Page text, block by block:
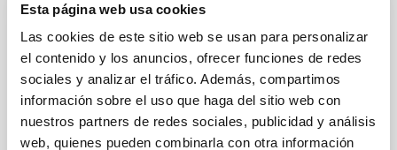
Esta página web usa cookies
Las cookies de este sitio web se usan para personalizar
el contenido y los anuncios, ofrecer funciones de redes
sociales y analizar el tráfico. Además, compartimos
información sobre el uso que haga del sitio web con
nuestros partners de redes sociales, publicidad y análisis
web, quienes pueden combinarla con otra información
El IAC patenta una tecnología clave para
mejorar la calidad de las imágenes
espaciales
La Oficina Europea de Patentes (EPO) ha concedido